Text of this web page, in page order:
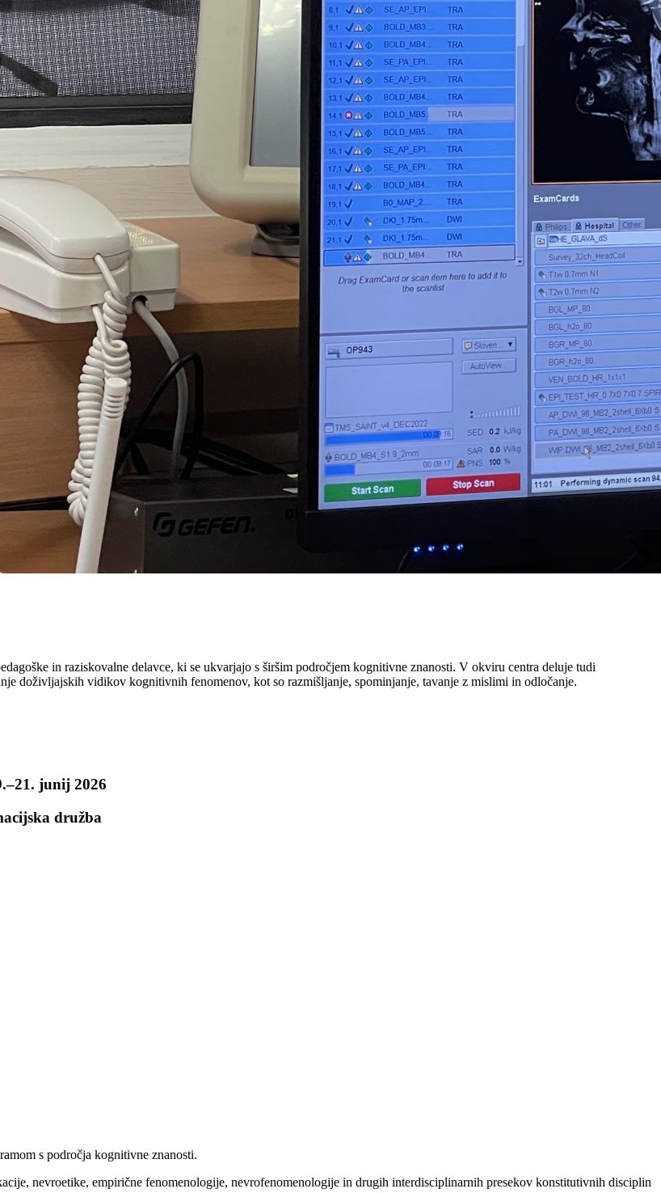
in raziskovalne delavce, ki se ukvarjajo s širšim področjem kognitivne znanosti. V okviru centra deluje tudi
doživljajskih vidikov kognitivnih fenomenov, kot so razmišljanje, spominjanje, tavanje z mislimi in odločanje.
junij 2026
družba
s področja kognitivne znanosti.
nevroetike, empirične fenomenologije, nevrofenomenologije in drugih interdisciplinarnih presekov konstitutivnih disciplin